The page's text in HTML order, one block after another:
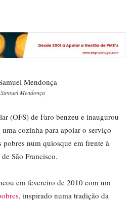
Mendonça
(OFS) de Faro benzeu e inaugurou
cozinha para apoiar o serviço
pobres num quiosque em frente à
São Francisco.
em fevereiro de 2010 com um
, inspirado numa tradição da